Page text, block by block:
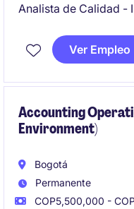
Analista de Calidad -
Ver Empleo
Accounting
Environment)
Bogotá
Permanente
COP5,500,000 -